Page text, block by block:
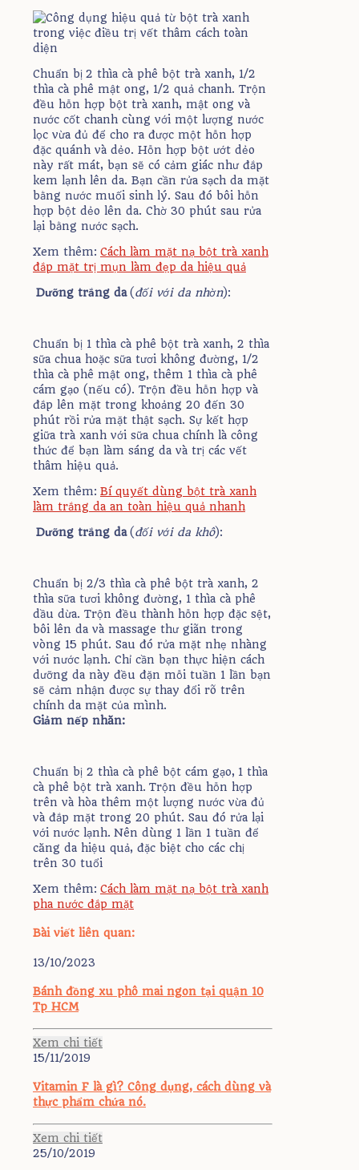
Chuẩn bị 2 thìa cà phê bột trà xanh, 1/2
thìa cà phê mật ong, 1/2 quả chanh. Trộn
đều hỗn hợp bột trà xanh, mật ong và
nước cốt chanh cùng với một lượng nước
lọc vừa đủ để cho ra được một hỗn hợp
đặc quánh và dẻo. Hỗn hợp bột ướt dẻo
này rất mát, bạn sẽ có cảm giác như đắp
kem lạnh lên da. Bạn cần rửa sạch da mặt
bằng nước muối sinh lý. Sau đó bôi hỗn
hợp bột dẻo lên da. Chờ 30 phút sau rửa
lại bằng nước sạch.
Xem thêm: Cách làm mặt nạ bột trà xanh
đắp mặt trị mụn làm đẹp da hiệu quả
Dưỡng trắng da(đối với da nhờn):
Chuẩn bị 1 thìa cà phê bột trà xanh, 2 thìa
sữa chua hoặc sữa tươi không đường, 1/2
thìa cà phê mật ong, thêm 1 thìa cà phê
cám gạo (nếu có). Trộn đều hỗn hợp và
đắp lên mặt trong khoảng 20 đến 30
phút rồi rửa mặt thật sạch. Sự kết hợp
giữa trà xanh với sữa chua chính là công
thức để bạn làm sáng da và trị các vết
thâm hiệu quả.
Xem thêm: Bí quyết dùng bột trà xanh
làm trắng da an toàn hiệu quả nhanh
Dưỡng trắng da(đối với da khô):
Chuẩn bị 2/3 thìa cà phê bột trà xanh, 2
thìa sữa tươi không đường, 1 thìa cà phê
dầu dừa. Trộn đều thành hỗn hợp đặc sệt,
bôi lên da và massage thư giãn trong
vòng 15 phút. Sau đó rửa mặt nhẹ nhàng
với nước lạnh. Chỉ cần bạn thực hiện cách
dưỡng da này đều đặn mỗi tuần 1 lần bạn
sẽ cảm nhận được sự thay đổi rõ trên
chính da mặt của mình.
Giảm nếp nhăn:
Chuẩn bị 2 thìa cà phê bột cám gạo, 1 thìa
cà phê bột trà xanh. Trộn đều hỗn hợp
trên và hòa thêm một lượng nước vừa đủ
và đắp mặt trong 20 phút. Sau đó rửa lại
với nước lạnh. Nên dùng 1 lần 1 tuần để
căng da hiệu quả, đặc biệt cho các chị
trên 30 tuổi
Xem thêm: Cách làm mặt nạ bột trà xanh
pha nước đắp mặt
Bài viết liên quan:
13/10/2023
Bánh đồng xu phô mai ngon tại quận 10
Tp HCM
Xem chi tiết
15/11/2019
Vitamin F là gì? Công dụng, cách dùng và
thực phẩm chứa nó.
Xem chi tiết
25/10/2019